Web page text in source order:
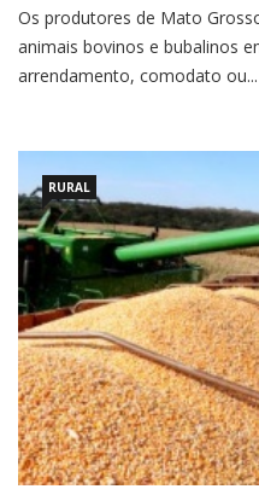
Os produtores de Mato
animais bovinos e bubalinos
arrendamento, comodato ou...
RURAL